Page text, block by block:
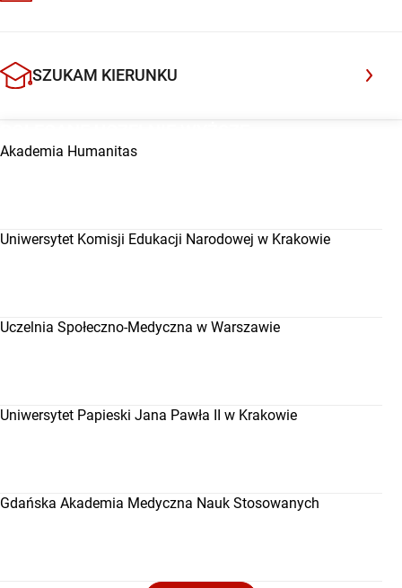
SZUKAM KIERUNKU
Akademia Humanitas
Uniwersytet Komisji Edukacji Narodowej w Krakowie
Uczelnia Społeczno-Medyczna w Warszawie
Uniwersytet Papieski Jana Pawła II w Krakowie
Gdańska Akademia Medyczna Nauk Stosowanych